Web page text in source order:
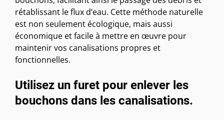
rétablissant le flux d’eau. Cette méthode naturelle
est non seulement écologique, mais aussi
économique et facile à mettre en œuvre pour
maintenir vos canalisations propres et
fonctionnelles.
Utilisez un furet pour enlever les
bouchons dans les canalisations.